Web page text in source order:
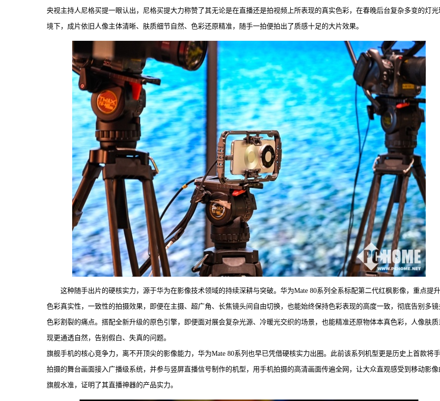
央视主持人尼格买提一眼认出，尼格买提大力称赞了其无论是在直播还是拍视频上所表现的真实色彩，在春晚后台复杂多变的灯光
境下，成片依旧人像主体清晰、肤质细节自然、色彩还原精准，随手一拍便拍出了质感十足的大片效果。
这种随手出片的硬核实力，源于华为在影像技术领域的持续深耕与突破。华为Mate 80系列全系标配第二代红枫影像，重点提
色彩真实性，一致性的拍摄效果，即便在主摄、超广角、长焦镜头间自由切换，也能始终保持色彩表现的高度一致，彻底告别多镜
色彩割裂的痛点。搭配全新升级的原色引擎，即便面对展会复杂光源、冷暖光交织的场景，也能精准还原物体本真色彩，人像肤质
现更通透自然，告别假白、失真的问题。
旗舰手机的核心竞争力，离不开顶尖的影像能力，华为Mate 80系列也早已凭借硬核实力出圈。此前该系列机型更是历史上首款将
拍摄的舞台画面接入广播级系统，并参与竖屏直播信号制作的机型，用手机拍摄的高清画面传遍全网，让大众直观感受到移动影像
旗舰水准，证明了其直播神器的产品实力。